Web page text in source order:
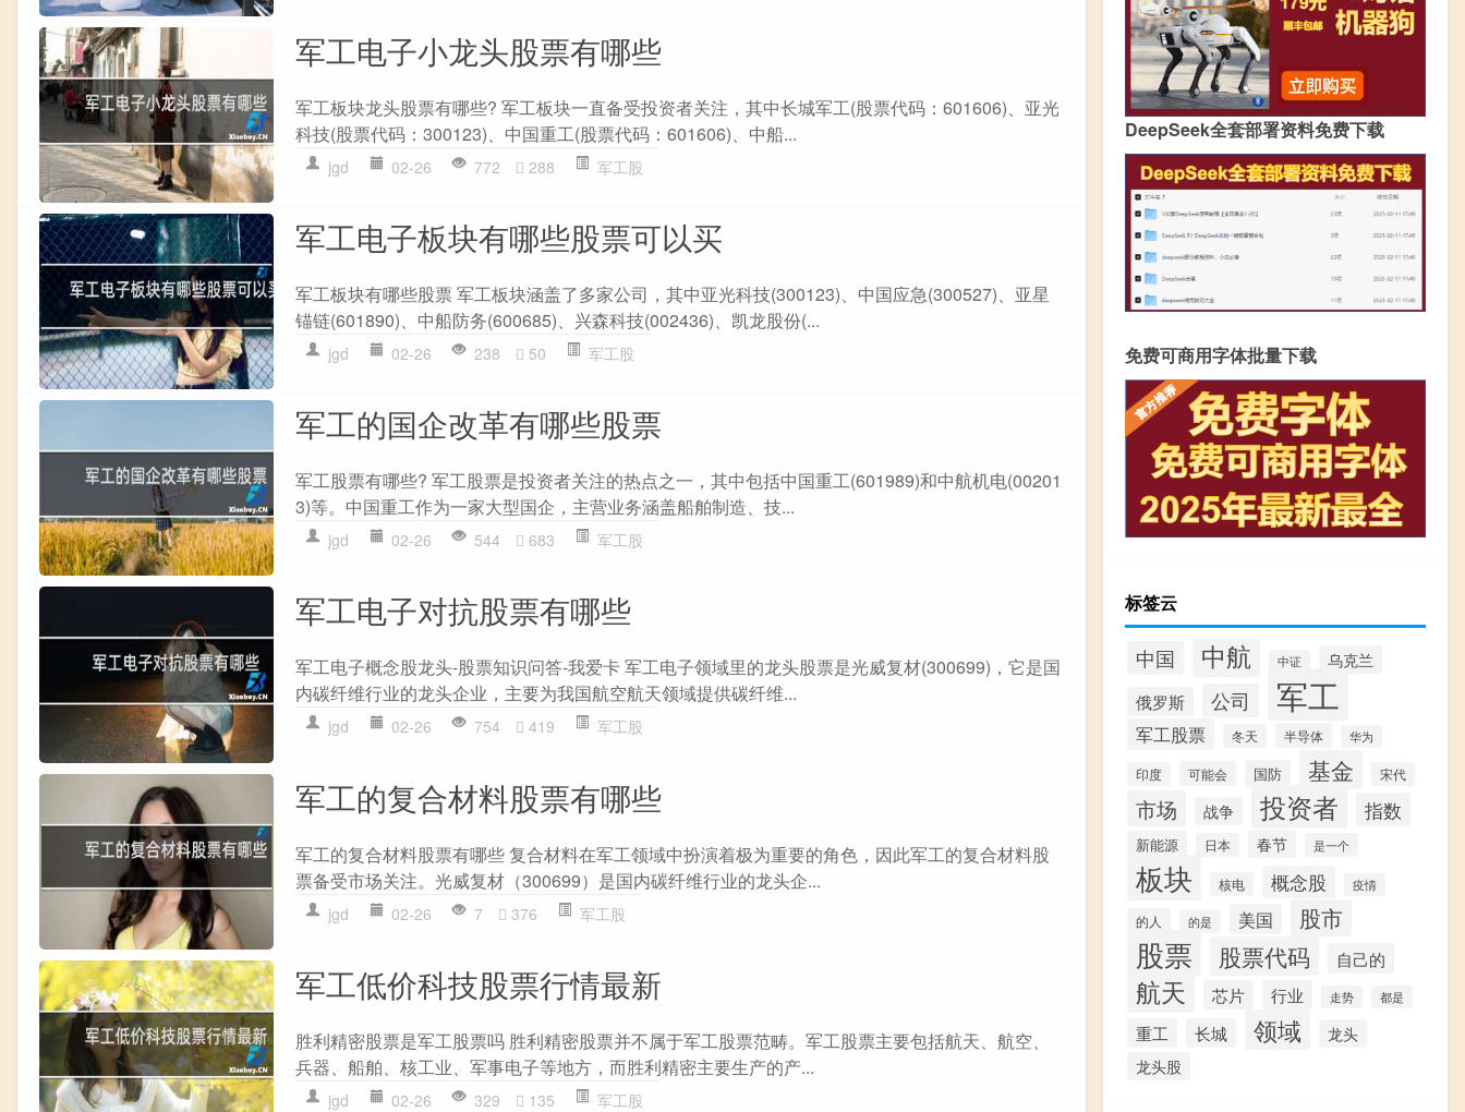
军工电子小龙头股票有哪些
军工板块龙头股票有哪些? 军工板块一直备受投资者关注，其中长城军工(股票代码：601606)、亚光
科技(股票代码：300123)、中国重工(股票代码：601606)、中船...
jgd 02-26 772 288 军工股
军工电子板块有哪些股票可以买
军工板块有哪些股票 军工板块涵盖了多家公司，其中亚光科技(300123)、中国应急(300527)、亚星
锚链(601890)、中船防务(600685)、兴森科技(002436)、凯龙股份(...
jgd 02-26 238 50 军工股
军工的国企改革有哪些股票
军工股票有哪些? 军工股票是投资者关注的热点之一，其中包括中国重工(601989)和中航机电(00201
3)等。中国重工作为一家大型国企，主营业务涵盖船舶制造、技...
jgd 02-26 544 683 军工股
军工电子对抗股票有哪些
军工电子概念股龙头-股票知识问答-我爱卡 军工电子领域里的龙头股票是光威复材(300699)，它是国
内碳纤维行业的龙头企业，主要为我国航空航天领域提供碳纤维...
jgd 02-26 754 419 军工股
军工的复合材料股票有哪些
军工的复合材料股票有哪些 复合材料在军工领域中扮演着极为重要的角色，因此军工的复合材料股
票备受市场关注。光威复材（300699）是国内碳纤维行业的龙头企...
jgd 02-26 7 376 军工股
军工低价科技股票行情最新
胜利精密股票是军工股票吗 胜利精密股票并不属于军工股票范畴。军工股票主要包括航天、航空、
兵器、船舶、核工业、军事电子等地方，而胜利精密主要生产的产...
jgd 02-26 329 135 军工股
DeepSeek全套部署资料免费下载
免费可商用字体批量下载
标签云
中国 中航 中证 乌克兰
俄罗斯 公司 军工
军工股票 冬天 半导体 华为
印度 可能会 国防 基金 宋代
市场 战争 投资者 指数
新能源 日本 春节 是一个
板块 核电 概念股 疫情
的人 的是 美国 股市
股票 股票代码 自己的
航天 芯片 行业 走势 都是
重工 长城 领域
龙头
龙头股